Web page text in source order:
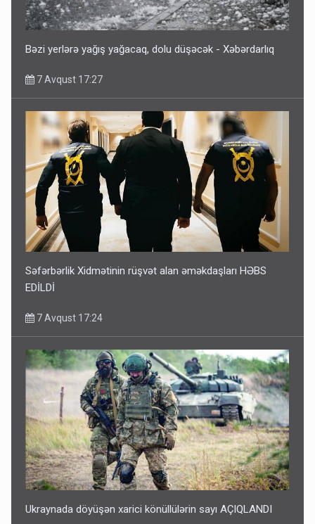
Bəzi yerlərə yağış yağacaq, dolu düşəcək - Xəbərdarlıq
7 Avqust 17:27
Səfərbərlik Xidmətinin rüşvət alan əməkdaşları HƏBS
EDİLDİ
7 Avqust 17:24
Ukraynada döyüşən xarici könüllülərin sayı AÇIQLANDI